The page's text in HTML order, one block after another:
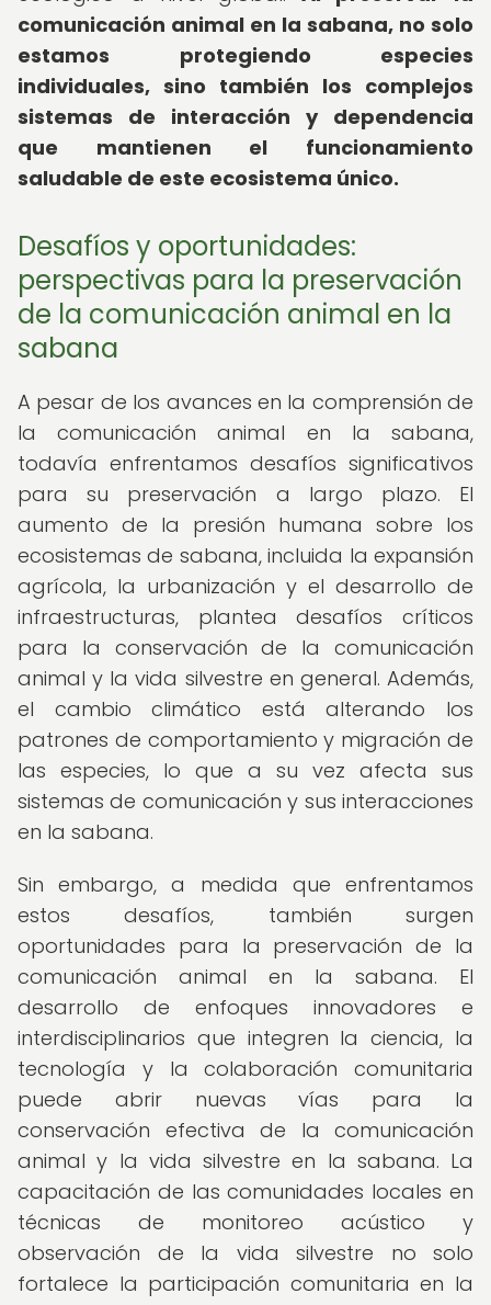
comunicación animal en la sabana, no solo
estamos protegiendo especies
individuales, sino también los complejos
sistemas de interacción y dependencia
que mantienen el funcionamiento
saludable de este ecosistema único.
Desafíos y oportunidades:
perspectivas para la preservación
de la comunicación animal en la
sabana
A pesar de los avances en la comprensión de
la comunicación animal en la sabana,
todavía enfrentamos desafíos significativos
para su preservación a largo plazo. El
aumento de la presión humana sobre los
ecosistemas de sabana, incluida la expansión
agrícola, la urbanización y el desarrollo de
infraestructuras, plantea desafíos críticos
para la conservación de la comunicación
animal y la vida silvestre en general. Además,
el cambio climático está alterando los
patrones de comportamiento y migración de
las especies, lo que a su vez afecta sus
sistemas de comunicación y sus interacciones
en la sabana.
Sin embargo, a medida que enfrentamos
estos desafíos, también surgen
oportunidades para la preservación de la
comunicación animal en la sabana. El
desarrollo de enfoques innovadores e
interdisciplinarios que integren la ciencia, la
tecnología y la colaboración comunitaria
puede abrir nuevas vías para la
conservación efectiva de la comunicación
animal y la vida silvestre en la sabana. La
capacitación de las comunidades locales en
técnicas de monitoreo acústico y
observación de la vida silvestre no solo
fortalece la participación comunitaria en la